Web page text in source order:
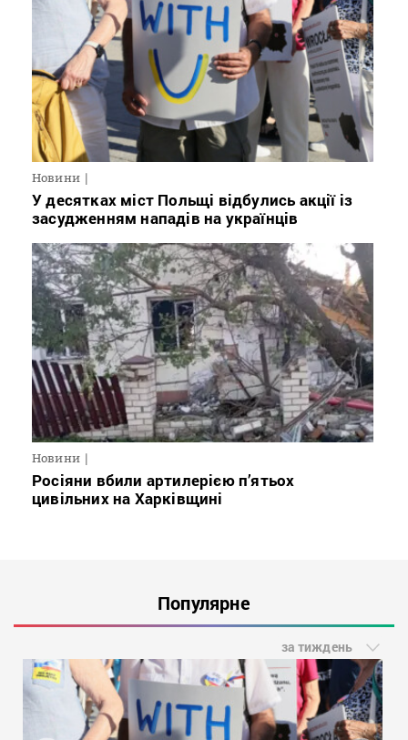
Новини
У десятках міст Польщі відбулись акції із
засудженням нападів на українців
Новини
Росіяни вбили артилерією п’ятьох
цивільних на Харківщині
Популярне
за тиждень